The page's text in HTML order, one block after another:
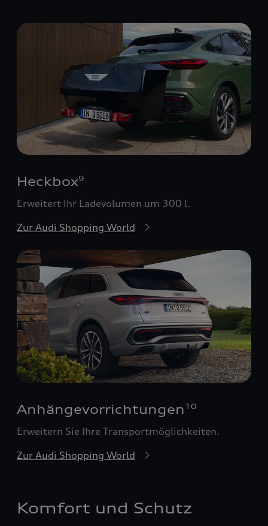
Heckbox9
Erweitert Ihr Ladevolumen um 300 l.
Zur Audi Shopping World
Anhängevorrichtungen 10
Erweitern Sie Ihre Transportmöglichkeiten.
Zur Audi Shopping World
Komfort und Schutz